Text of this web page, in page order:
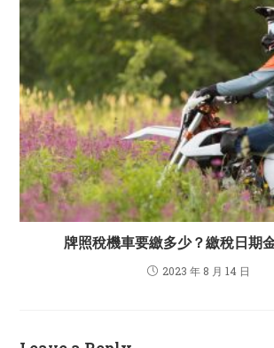
牌照稅機車要繳多少？繳稅日期
2023 年 8 月 14 日